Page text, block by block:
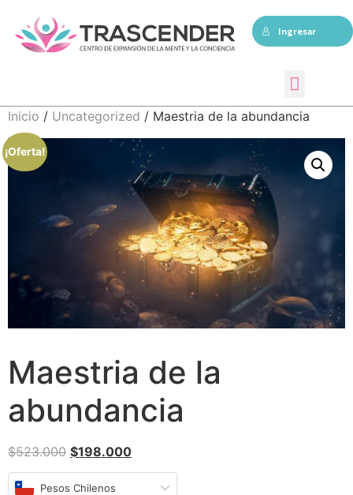
Ingresar
Inicio / Uncategorized / Maestria de la abundancia
¡Oferta!
Maestria de la
abundancia
$523.000 $198.000
Pesos Chilenos